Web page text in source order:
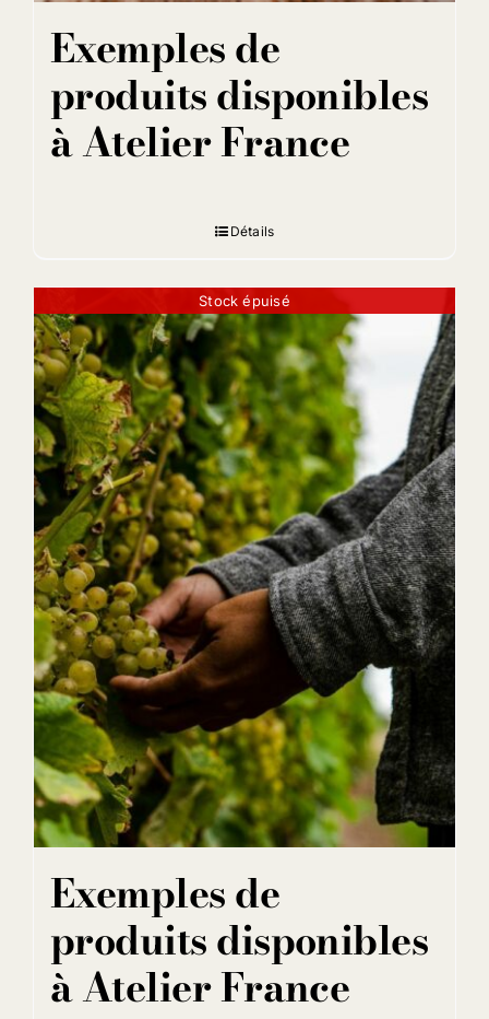
Exemples de
produits disponibles
à Atelier France
Détails
Stock épuisé
Exemples de
produits disponibles
à Atelier France